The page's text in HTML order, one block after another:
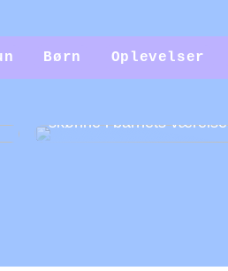
Børn Oplevelser
skønne i barnets værelse